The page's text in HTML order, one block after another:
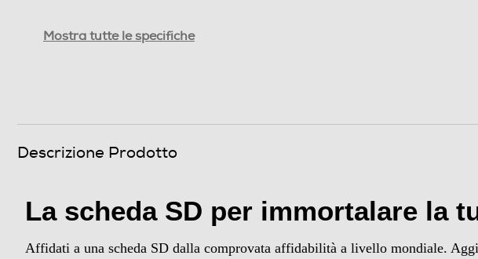
Mostra tutte le specifiche
Descrizione Prodotto
La scheda SD per immortalare la
Affidati a una scheda SD dalla comprovata affidabilità a livello mondiale.